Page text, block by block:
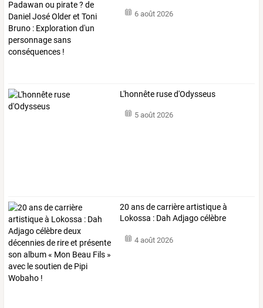
6 août 2026
L'honnête ruse d'Odysseus
5 août 2026
20 ansdecarrièreartistiqueà
Lokossa : Dah Adjagocélèbre
4 août 2026